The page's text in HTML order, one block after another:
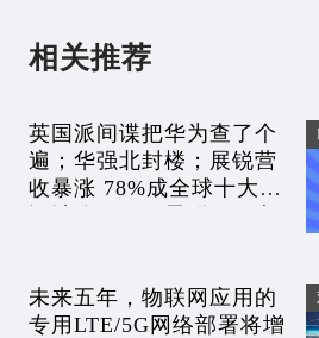
相关推荐
英国派间谍把华为查了个
遍；华强北封楼；展锐营
收暴涨 78%成全球十大IC
未来五年，物联网应用的
专用LTE/5G网络部署将增